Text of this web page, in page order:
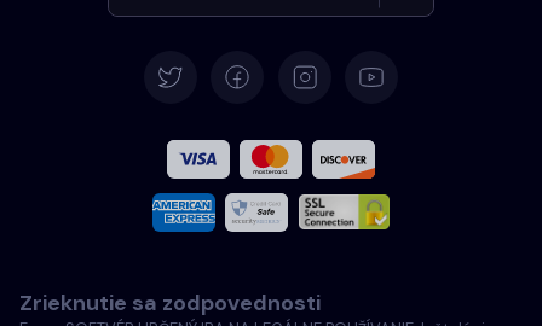
Francúzština
Taliansky
Português
Zrieknutie sa zodpovednosti